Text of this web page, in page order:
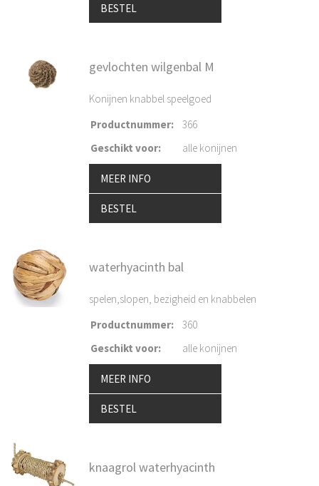
BESTEL
gevlochten wilgenbal M
Konijnen knabbel speelgoed
Productnummer:
366
Geschikt voor: alle konijnen
MEER INFO
BESTEL
waterhyacinth bal
spelen,slopen, bezigheid en knabbelen
Productnummer:
360
Geschikt voor: alle konijnen
MEER INFO
BESTEL
knaagrol waterhyacinth